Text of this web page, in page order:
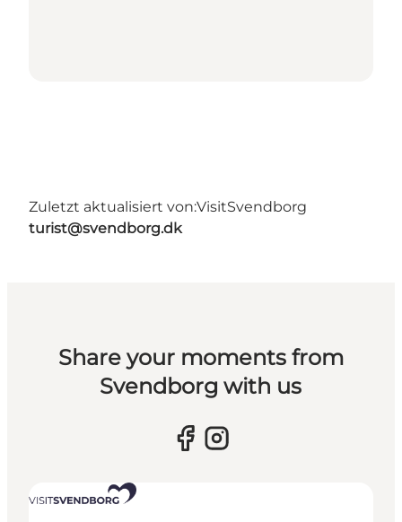
Zuletzt aktualisiert von:VisitSvendborg
turist@svendborg.dk
Share your moments from
Svendborg with us